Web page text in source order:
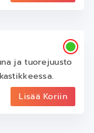
ja tuorejuusto
Lisää Koriin